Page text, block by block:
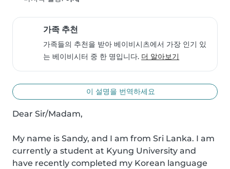
가족 추천
가족들의 추천을 받아 베이비시츠에서 가장 인기 있
는 베이비시터 중 한 명입니다. 더 알아보기
이 설명을 번역하세요
Dear Sir/Madam,
My name is Sandy, and I am from Sri Lanka. I am
currently a student at Kyung University and
have recently completed my Korean language